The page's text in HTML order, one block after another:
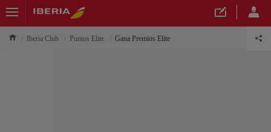
Iberia Club Puntos Elite Gana Premios Elite